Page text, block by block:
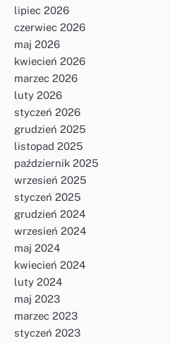
lipiec 2026
czerwiec 2026
maj 2026
kwiecień 2026
marzec 2026
luty 2026
styczeń 2026
grudzień 2025
listopad 2025
październik 2025
wrzesień 2025
styczeń 2025
grudzień 2024
wrzesień 2024
maj 2024
kwiecień 2024
luty 2024
maj 2023
marzec 2023
styczeń 2023